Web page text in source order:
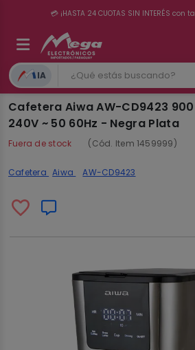
💳 ¡HASTA 24 CUOTAS SIN INTERÉS
IA
Cafetera Aiwa AW-CD9423
240V ~ 50 60Hz - Negra Plata
Fuera de stock (Cód. Item 1459999)
Cafetera Aiwa AW-CD9423